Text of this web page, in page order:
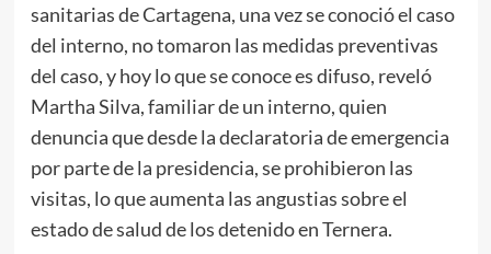
sanitarias de Cartagena, una vez se conoció el caso
del interno, no tomaron las medidas preventivas
del caso, y hoy lo que se conoce es difuso, reveló
Martha Silva, familiar de un interno, quien
denuncia que desde la declaratoria de emergencia
por parte de la presidencia, se prohibieron las
visitas, lo que aumenta las angustias sobre el
estado de salud de los detenido en Ternera.